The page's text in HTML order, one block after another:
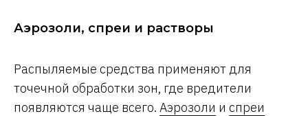
Аэрозоли, спреи и растворы
Распыляемые средства применяют для
точечной обработки зон, где вредители
появляются чаще всего. Аэрозоли и спреи